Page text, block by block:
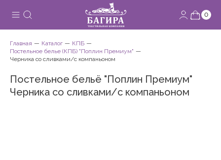
0
Главная Каталог
КПБ
Постельное белье (КПБ) "Поплин Премиум"
Черника со сливками/с компаньоном
Постельное бельё "Поплин Премиум"
Черника со сливками/с компаньоном